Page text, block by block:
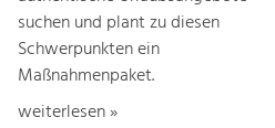
suchen und plant zu diesen
Schwerpunkten ein
Maßnahmenpaket.
weiterlesen »